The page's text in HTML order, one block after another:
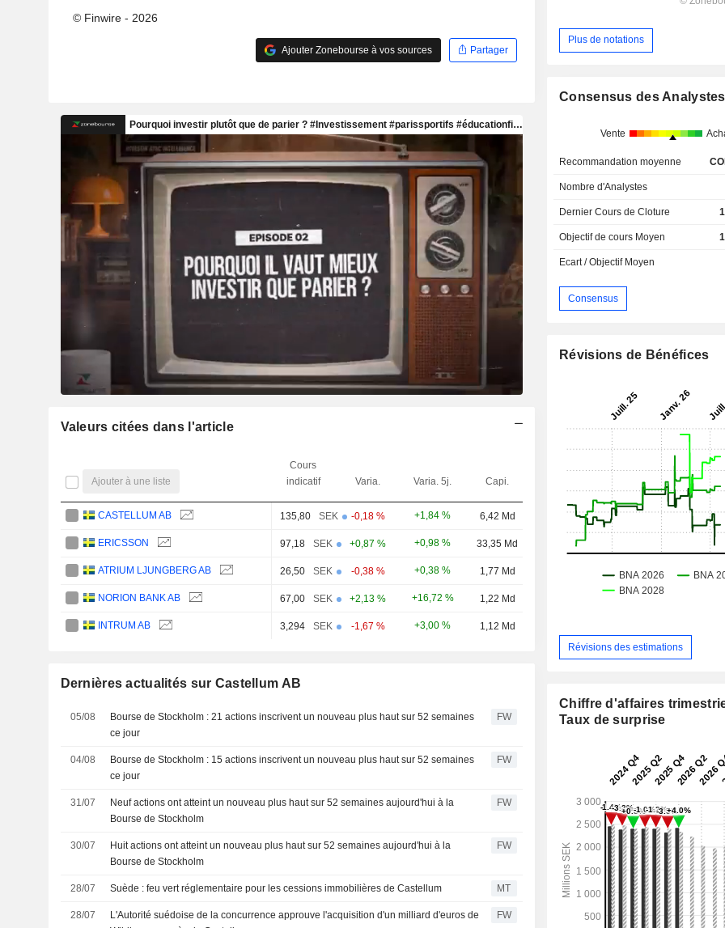
© Finwire - 2026
Ajouter Zonebourse à vos sources Partager
Valeurs citées dans l'article
Ajouter à une liste
Cours
indicatif
Varia. Varia. 5j. Capi.
CASTELLUM AB 135,80 SEK -0,18 % +1,84 % 6,42 Md
ERICSSON 97,18 SEK +0,87 % +0,98 % 33,35 Md
ATRIUM LJUNGBERG AB 26,50 SEK -0,38 % +0,38 % 1,77 Md
NORION BANK AB 67,00 SEK +2,13 % +16,72 % 1,22 Md
INTRUM AB 3,294 SEK -1,67 % +3,00 % 1,12 Md
Dernières actualités sur Castellum AB
05/08
Bourse de Stockholm : 21 actions inscrivent un nouveau plus haut sur 52 semaines
ce jour
FW
04/08
Bourse de Stockholm : 15 actions inscrivent un nouveau plus haut sur 52 semaines
ce jour
FW
31/07
Neuf actions ont atteint un nouveau plus haut sur 52 semaines aujourd'hui à la
Bourse de Stockholm
FW
30/07
Huit actions ont atteint un nouveau plus haut sur 52 semaines aujourd'hui à la
Bourse de Stockholm
FW
28/07 Suède : feu vert réglementaire pour les cessions immobilières de Castellum MT
28/07
L'Autorité suédoise de la concurrence approuve l'acquisition d'un milliard d'euros de
FW
Plus de notations
Consensus des Analystes
Vente
Recommandation moyenne
Nombre d'Analystes
Dernier Cours de Cloture
Objectif de cours Moyen
Ecart / Objectif Moyen
Consensus
Révisions de Bénéfices
Révisions des estimations
Chiffre d'affaires
Taux de surprise